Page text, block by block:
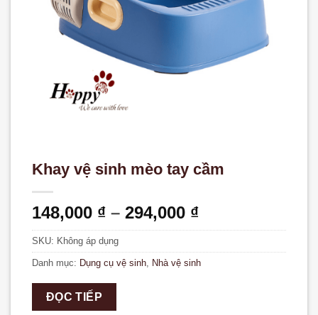
Khay vệ sinh mèo tay cầm
148,000 ₫ – 294,000 ₫Khoảng
giá:
148,000 ₫
SKU: Không áp dụng
Danh mục: Dụng cụ vệ sinh, Nhà vệ sinh
ĐỌC TIẾP